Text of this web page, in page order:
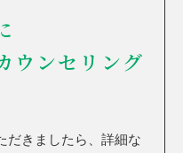
ウンセリング
だきましたら、詳細な